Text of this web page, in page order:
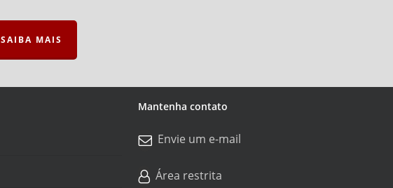
SAIBA MAIS
Mantenha contato
Envie um e-mail
Área restrita